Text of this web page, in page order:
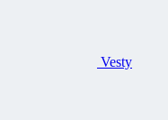
Vesty